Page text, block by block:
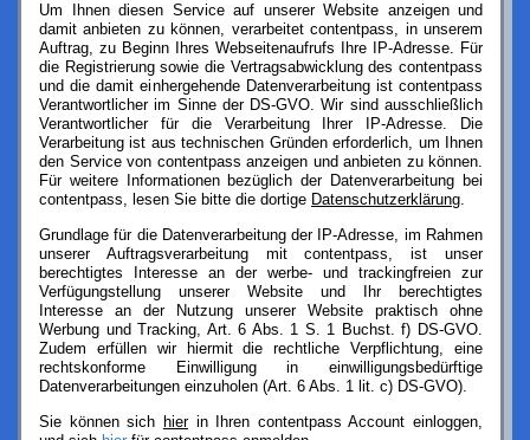
Um Ihnen diesen Service auf unserer Website anzeigen und
damit anbieten zu können, verarbeitet contentpass, in unserem
Auftrag, zu Beginn Ihres Webseitenaufrufs Ihre IP-Adresse. Für
die Registrierung sowie die Vertragsabwicklung des contentpass
und die damit einhergehende Datenverarbeitung ist contentpass
Verantwortlicher im Sinne der DS-GVO. Wir sind ausschließlich
Verantwortlicher für die Verarbeitung Ihrer IP-Adresse. Die
Verarbeitung ist aus technischen Gründen erforderlich, um Ihnen
den Service von contentpass anzeigen und anbieten zu können.
Für weitere Informationen bezüglich der Datenverarbeitung bei
contentpass, lesen Sie bitte die dortige Datenschutzerklärung.
Grundlage für die Datenverarbeitung der IP-Adresse, im Rahmen
unserer Auftragsverarbeitung mit contentpass, ist unser
berechtigtes Interesse an der werbe- und trackingfreien zur
Verfügungstellung unserer Website und Ihr berechtigtes
Interesse an der Nutzung unserer Website praktisch ohne
Werbung und Tracking, Art. 6 Abs. 1 S. 1 Buchst. f) DS-GVO.
Zudem erfüllen wir hiermit die rechtliche Verpflichtung, eine
rechtskonforme Einwilligung in einwilligungsbedürftige
Datenverarbeitungen einzuholen (Art. 6 Abs. 1 lit. c) DS-GVO).
Sie können sich hierin Ihren contentpass Account einloggen,